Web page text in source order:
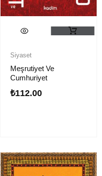
Siyaset
Meşrutiyet Ve
Cumhuriyet
₺112.00